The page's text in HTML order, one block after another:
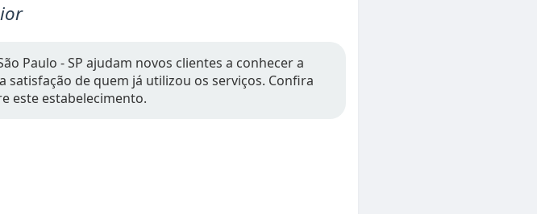
Paulo - SP ajudam novos clientes a conhecer a
de quem já utilizou os serviços. Confira
este estabelecimento.